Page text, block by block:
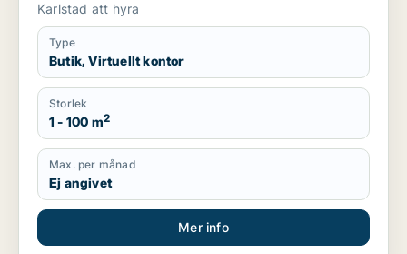
Karlstad att hyra
Type
Butik, Virtuellt kontor
Storlek
1 - 100 m2
Max. per månad
Ej angivet
Mer info